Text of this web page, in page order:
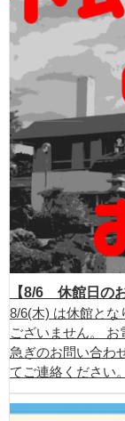
【8/6 休館日の
8/6(木) は休館とな
ございません。 お
急ぎのお問い合わ
てご連絡ください。